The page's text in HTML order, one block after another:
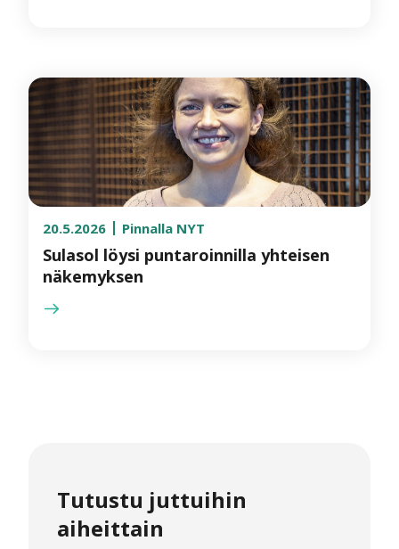
20.5.2026 Pinnalla NYT
Sulasol löysi puntaroinnilla yhteisen
näkemyksen
Tutustu juttuihin
aiheittain